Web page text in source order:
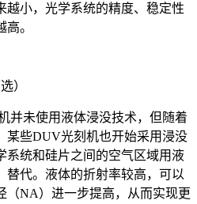
越小，光学系统的精度、稳定性
。
）
并未使用液体浸没技术，但随着
某些DUV光刻机也开始采用浸没
系统和硅片之间的空气区域用液
替代。液体的折射率较高，可以
（NA）进一步提高，从而实现更